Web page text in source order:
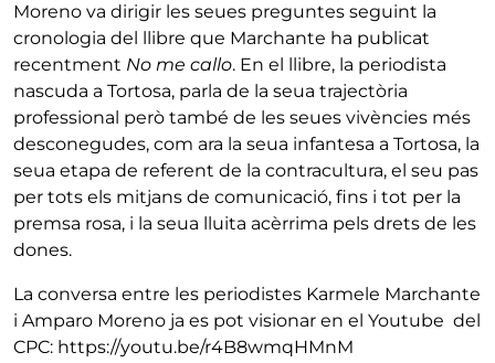
Moreno va dirigir les seues preguntes seguint la
cronologia del llibre que Marchante ha publicat
recentment No me callo. En el llibre, la periodista
nascuda a Tortosa, parla de la seua trajectòria
professional però també de les seues vivències més
desconegudes, com ara la seua infantesa a Tortosa, la
seua etapa de referent de la contracultura, el seu pas
per tots els mitjans de comunicació, fins i tot per la
premsa rosa, i la seua lluita acèrrima pels drets de les
dones.
La conversa entre les periodistes Karmele Marchante
i Amparo Moreno ja es pot visionar en el Youtube del
CPC: https://youtu.be/r4B8wmqHMnM